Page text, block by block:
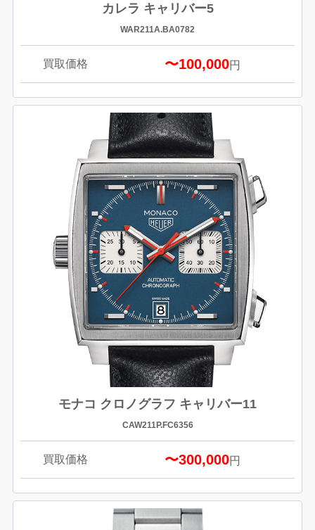
カレラ キャリバー5
WAR211A.BA0782
買取価格 〜100,000円
モナコ クロノグラフ キャリバー11
CAW211P.FC6356
買取価格 〜300,000円